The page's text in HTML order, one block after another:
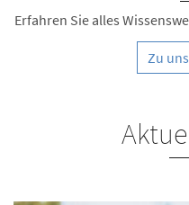
Erfahren Sie alles
Zu